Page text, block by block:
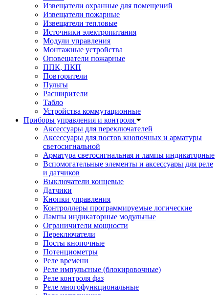
Извещатели охранные для помещений
Извещатели пожарные
Извещатели тепловые
Источники электропитания
Модули управления
Монтажные устройства
Оповещатели пожарные
ППК, ПКП
Повторители
Пульты
Расширители
Табло
Устройства коммутационные
Приборы управления и контроля
Аксессуары для переключателей
Аксессуары для постов кнопочных и арматуры
светосигнальной
Арматура светосигнальная и лампы индикаторные
Вспомогательные элементы и аксессуары для реле
и датчиков
Выключатели концевые
Датчики
Кнопки управления
Контроллеры программируемые логические
Лампы индикаторные модульные
Ограничители мощности
Переключатели
Посты кнопочные
Потенциометры
Реле времени
Реле импульсные (блокировочные)
Реле контроля фаз
Реле многофункциональные